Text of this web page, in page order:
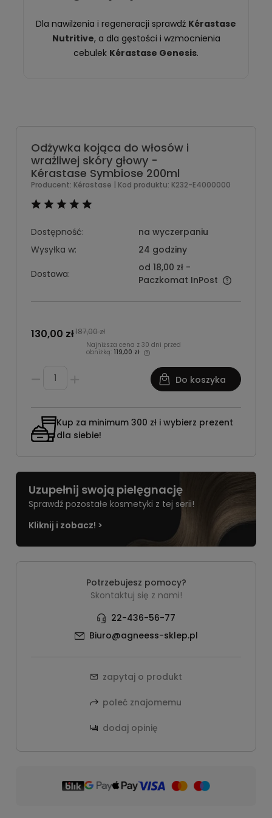
Dla nawilżenia i regeneracji sprawdź Kérastase
Nutritive, a dla gęstości i wzmocnienia
cebulek Kérastase Genesis.
Odżywka kojąca do włosów i
wrażliwej skóry głowy -
Kérastase Symbiose 200ml
Producent: Kérastase | Kod produktu: K232-E4000000
Dostępność:
na wyczerpaniu
Wysyłka w:
24 godziny
Dostawa:
od 18,00 zł -
Paczkomat InPost
130,00 zł187,00 zł
Najniższa cena z 30 dni przed
obniżką: 119,00 zł
Do koszyka
Kup za minimum 300 zł i wybierz prezent
dla siebie!
Uzupełnij swoją pielęgnację
Sprawdź pozostałe kosmetyki z tej serii!
Kliknij i zobacz! >
Potrzebujesz pomocy?
Skontaktuj się z nami!
22-436-56-77
Biuro@agneess-sklep.pl
zapytaj o produkt
poleć znajomemu
dodaj opinię